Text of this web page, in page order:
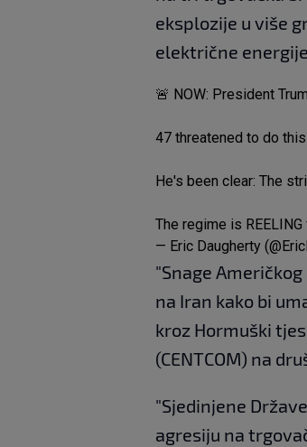
eksplozije u više
električne energije.
🚨 NOW: President
47 threatened to do
He's been clear: The
The regime is
— Eric Daugherty
"Snage
na Iran kako bi
kroz Hormuški
(CENTCOM) na
"Sjedinjene
agresiju na